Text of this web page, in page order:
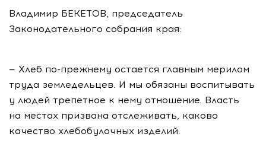
Владимир БЕКЕТОВ, председатель
Законодательного собрания края:
— Хлеб по-прежнему остается главным мерилом
труда земледельцев. И мы обязаны воспитывать
у людей трепетное к нему отношение. Власть
на местах призвана отслеживать, каково
качество хлебобулочных изделий.